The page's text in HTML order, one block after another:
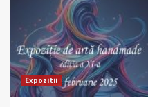
Expozitii